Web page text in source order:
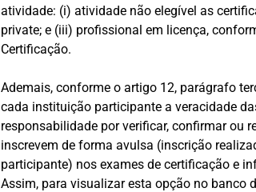
atividade: (i) atividade não elegível as
private; e (iii) profissional em licença,
Certificação.
Ademais, conforme o artigo 12, parágrafo
cada instituição participante a veracidade
responsabilidade por verificar, confirmar ou
inscrevem de forma avulsa (inscrição
participante) nos exames de certificação e
Assim, para visualizar esta opção no banco